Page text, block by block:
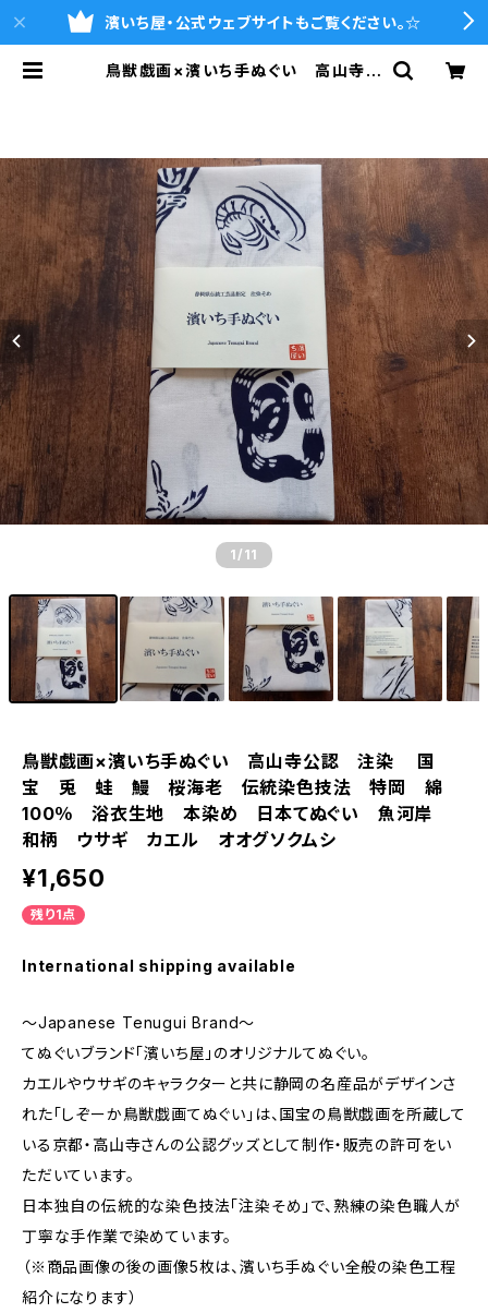
濱いち屋・公式ウェブサイトもご覧ください。☆
鳥獣戯画×濱いち手ぬぐい 高山寺公
ル オオグソクムシ | 魚河岸シャツの
濱いち屋・通販サイト
1 /11
鳥獣戯画×濱いち手ぬぐい 高山寺公認 注染 国
宝 兎 蛙 鰻 桜海老 伝統染色技法 特岡 綿
100％ 浴衣生地 本染め 日本てぬぐい 魚河岸
和柄 ウサギ カエル オオグソクムシ
¥1,650
残り1点
International shipping available
～Japanese Tenugui Brand～
てぬぐいブランド「濱いち屋」のオリジナルてぬぐい。
カエルやウサギのキャラクターと共に静岡の名産品がデザインさ
れた「しぞーか鳥獣戯画てぬぐい」は、国宝の鳥獣戯画を所蔵して
いる京都・高山寺さんの公認グッズとして制作・販売の許可をい
ただいています。
日本独自の伝統的な染色技法「注染そめ」で、熟練の染色職人が
丁寧な手作業で染めています。
（※商品画像の後の画像5枚は、濱いち手ぬぐい全般の染色工程
紹介になります）